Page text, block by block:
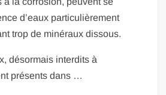
d’eaux particulièrement
trop de minéraux dissous.
désormais interdits à
présents dans …